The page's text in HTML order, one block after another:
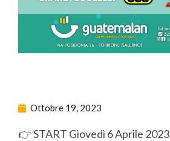
Ottobre 19, 2023
👉 START Giovedì 6 Aprile 2023